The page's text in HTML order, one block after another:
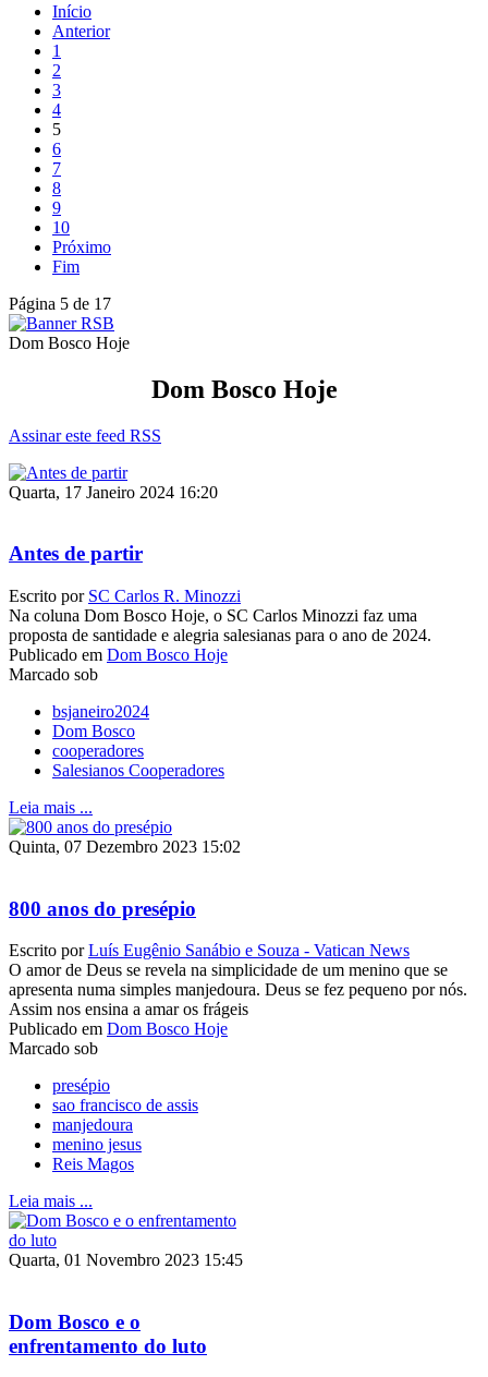
Início
Anterior
1
2
3
4
5
6
7
8
9
10
Próximo
Fim
Página 5 de 17
Dom Bosco Hoje
Dom Bosco Hoje
Assinar este feed RSS
Quarta, 17 Janeiro 2024 16:20
Antes de partir
Escrito por SC Carlos R. Minozzi
Na coluna Dom Bosco Hoje, o SC Carlos Minozzi faz uma
proposta de santidade e alegria salesianas para o ano de 2024.
Publicado em Dom Bosco Hoje
Marcado sob
bsjaneiro2024
Dom Bosco
cooperadores
Salesianos Cooperadores
Leia mais ...
Quinta, 07 Dezembro 2023 15:02
800 anos do presépio
Escrito porLuís Eugênio Sanábio e Souza - Vatican News
O amor de Deus se revela na simplicidade de um menino que se
apresenta numa simples manjedoura. Deus se fez pequeno por nós.
Assim nos ensina a amar os frágeis
Publicado em Dom Bosco Hoje
Marcado sob
presépio
sao francisco de assis
manjedoura
menino jesus
Reis Magos
Leia mais ...
Quarta, 01 Novembro 2023 15:45
Dom Bosco e o
enfrentamento do luto